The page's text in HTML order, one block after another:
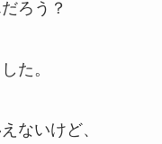
ろう？
た。
ないけど、